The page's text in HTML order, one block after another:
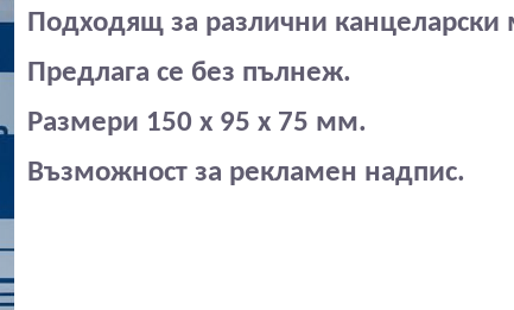
Подходящ за различни канцеларски
Предлага се без пълнеж.
Размери 150 х 95 х 75 мм.
Възможност за рекламен надпис.